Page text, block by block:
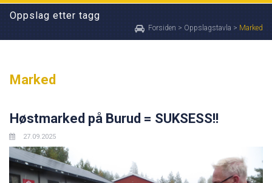
Oppslag etter tagg
Forsiden > Oppslagstavla > Marked
Marked
Høstmarked på Burud = SUKSESS!!
27.09.2025